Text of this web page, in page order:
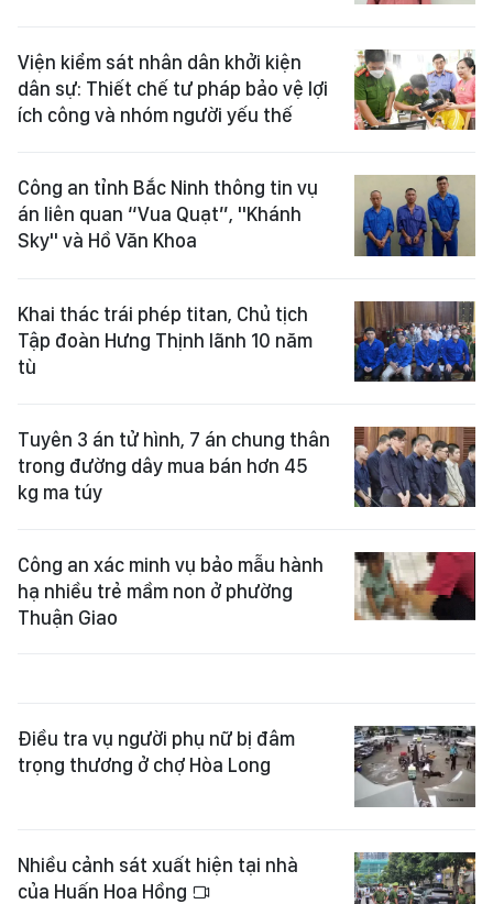
Viện kiểm sát nhân dân khởi kiện
dân sự: Thiết chế tư pháp bảo vệ lợi
ích công và nhóm người yếu thế
Công an tỉnh Bắc Ninh thông tin vụ
án liên quan “Vua Quạt”, "Khánh
Sky" và Hồ Văn Khoa
Khai thác trái phép titan, Chủ tịch
Tập đoàn Hưng Thịnh lãnh 10 năm
tù
Tuyên 3 án tử hình, 7 án chung thân
trong đường dây mua bán hơn 45
kg ma túy
Công an xác minh vụ bảo mẫu hành
hạ nhiều trẻ mầm non ở phường
Thuận Giao
Điều tra vụ người phụ nữ bị đâm
trọng thương ở chợ Hòa Long
Nhiều cảnh sát xuất hiện tại nhà
của Huấn Hoa Hồng